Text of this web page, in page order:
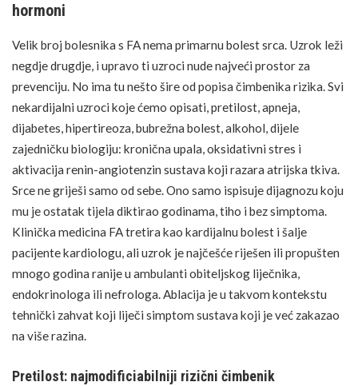
hormoni
Velik broj bolesnika s FA nema primarnu bolest srca. Uzrok leži
negdje drugdje, i upravo ti uzroci nude najveći prostor za
prevenciju. No ima tu nešto šire od popisa čimbenika rizika. Svi
nekardijalni uzroci koje ćemo opisati, pretilost, apneja,
dijabetes, hipertireoza, bubrežna bolest, alkohol, dijele
zajedničku biologiju: kronična upala, oksidativni stres i
aktivacija renin-angiotenzin sustava koji razara atrijska tkiva.
Srce ne griješi samo od sebe. Ono samo ispisuje dijagnozu koju
mu je ostatak tijela diktirao godinama, tiho i bez simptoma.
Klinička medicina FA tretira kao kardijalnu bolest i šalje
pacijente kardiologu, ali uzrok je najčešće riješen ili propušten
mnogo godina ranije u ambulanti obiteljskog liječnika,
endokrinologa ili nefrologa. Ablacija je u takvom kontekstu
tehnički zahvat koji liječi simptom sustava koji je već zakazao
na više razina.
Pretilost: najmodificiabilniji rizični čimbenik